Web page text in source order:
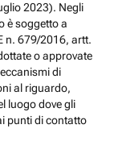
2023). Negli
è soggetto a
n. 679/2016, artt.
o approvate
di
al riguardo,
luogo dove gli
punti di contatto